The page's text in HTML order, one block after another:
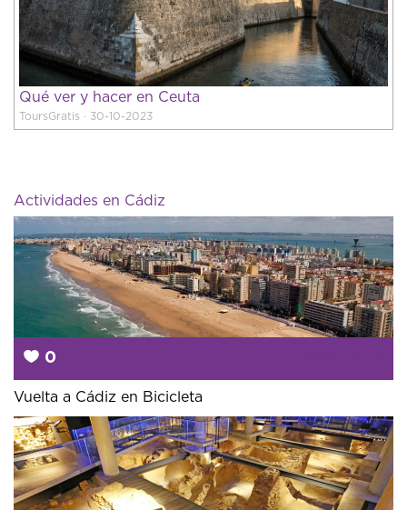
Qué ver y hacer en Ceuta
ToursGratis · 30-10-2023
Actividades en Cádiz
0
Vuelta a Cádiz en Bicicleta